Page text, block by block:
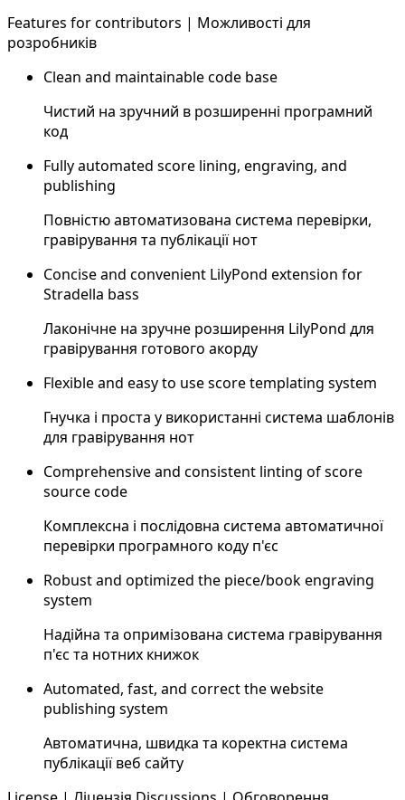
Features for contributors | Можливості для
розробників
Clean and maintainable code base
Чистий на зручний в розширенні програмний
код
Fully automated score lining, engraving, and
publishing
Повністю автоматизована система перевірки,
гравірування та публікації нот
Concise and convenient LilyPond extension for
Stradella bass
Лаконічне на зручне розширення LilyPond для
гравірування готового акорду
Flexible and easy to use score templating system
Гнучка і проста у використанні система шаблонів
для гравірування нот
Comprehensive and consistent linting of score
source code
Комплексна і послідовна система автоматичної
перевірки програмного коду п'єс
Robust and optimized the piece/book engraving
system
Надійна та опримізована система гравірування
п'єс та нотних книжок
Automated, fast, and correct the website
publishing system
Автоматична, швидка та коректна система
публікації веб сайту